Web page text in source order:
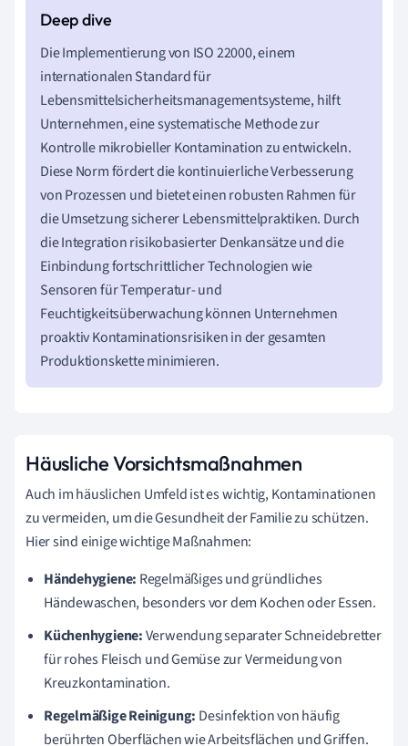
Die Implementierung von ISO 22000, einem
internationalen Standard für
Lebensmittelsicherheitsmanagementsysteme, hilft
Unternehmen, eine systematische Methode zur
Kontrolle mikrobieller Kontamination zu entwickeln.
Diese Norm fördert die kontinuierliche Verbesserung
von Prozessen und bietet einen robusten Rahmen für
die Umsetzung sicherer Lebensmittelpraktiken. Durch
die Integration risikobasierter Denkansätze und die
Einbindung fortschrittlicher Technologien wie
Sensoren für Temperatur- und
Feuchtigkeitsüberwachung können Unternehmen
proaktiv Kontaminationsrisiken in der gesamten
Produktionskette minimieren.
Häusliche Vorsichtsmaßnahmen
Auch im häuslichen Umfeld ist es wichtig, Kontaminationen
zu vermeiden, um die Gesundheit der Familie zu schützen.
Hier sind einige wichtige Maßnahmen:
Händehygiene: Regelmäßiges und gründliches
Händewaschen, besonders vor dem Kochen oder Essen.
Küchenhygiene:Verwendung separater Schneidebretter
für rohes Fleisch und Gemüse zur Vermeidung von
Kreuzkontamination.
Regelmäßige Reinigung: Desinfektion von häufig
berührten Oberflächen wie Arbeitsflächen und Griffen.